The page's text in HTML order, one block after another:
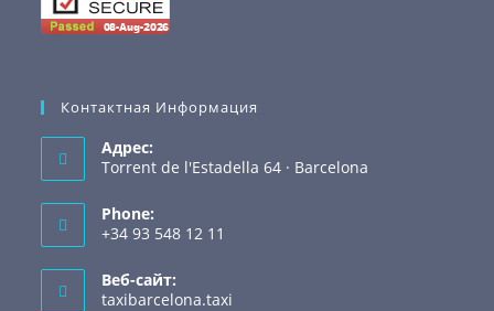
Контактная Информация
Адрес:
Torrent de l'Estadella 64 · Barcelona
Phone:
+34 93 548 12 11
Веб-сайт:
taxibarcelona.taxi